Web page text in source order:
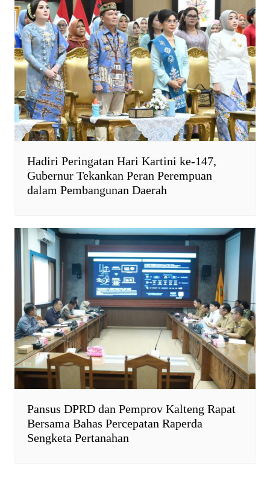
Hadiri Peringatan Hari Kartini ke-147,
Gubernur Tekankan Peran Perempuan
dalam Pembangunan Daerah
Pansus DPRD dan Pemprov Kalteng Rapat
Bersama Bahas Percepatan Raperda
Sengketa Pertanahan